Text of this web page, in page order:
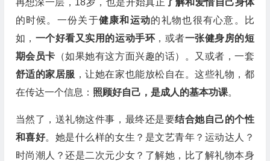
再想深一层，18岁，也是开始真正了解和爱惜自己身体
的时候。一份关于健康和运动的礼物也很有心意。比
如， 一个好看又实用的运动手环 ，或者一张健身房的短
期会员卡 （如果她有这方面兴趣的话）。又或者，一套
舒适的家居服 ，让她在家也能放松自在。这些礼物，都
在传达一个信息： 照顾好自己，是成人的基本功课。
当然了，送礼物这件事，最终还是要结合她自己的个性
和喜好。她是什么样的女生？是文艺青年？运动达人？
时尚潮人？还是二次元少女？了解她，比了解礼物本身